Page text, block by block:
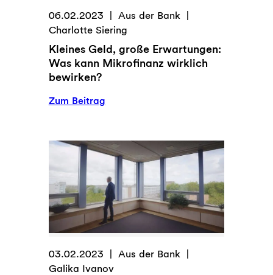
06.02.2023
Aus der Bank
Charlotte Siering
Kleines Geld, große Erwartungen:
Was kann Mikrofinanz wirklich
bewirken?
Zum Beitrag:
große
Erwartungen:
Was
kann
Mikrofinanz
wirklich
bewirken?
03.02.2023
Aus der Bank
Galika Ivanov